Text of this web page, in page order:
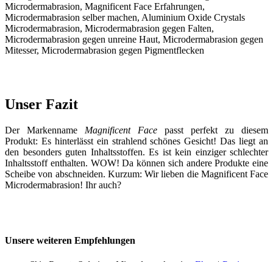
Unser Fazit
Der Markenname Magnificent Face passt perfekt zu diesem
Produkt: Es hinterlässt ein strahlend schönes Gesicht! Das liegt an
den besonders guten Inhaltsstoffen. Es ist kein einziger schlechter
Inhaltsstoff enthalten. WOW! Da können sich andere Produkte eine
Scheibe von abschneiden. Kurzum: Wir lieben die Magnificent Face
Microdermabrasion! Ihr auch?
Unsere weiteren Empfehlungen